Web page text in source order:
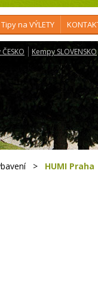
Tipy na VÝLETY
Kempy SLOVENSKO
> HUMI Praha